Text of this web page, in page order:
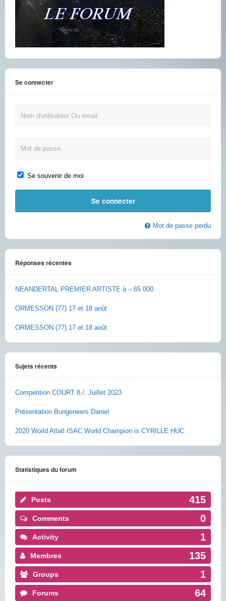
Se connecter
Se souvenir de moi
Mot de passe perdu
Réponses récentes
NEANDERTAL PREMIER ARTISTE à – 65 000
ORMESSON (77) 17 et 18 août
ORMESSON (77) 17 et 18 août
Sujets récents
Competition COURT 8./. Juillet 2023
Présentation Bungeneers Daniel
2020 World Atlatl ISAC World Champion is CYRILLE HUC
Statistiques du forum
Posts 415
Comments 0
Activity 1
Membres 135
Groups 1
Forums 64